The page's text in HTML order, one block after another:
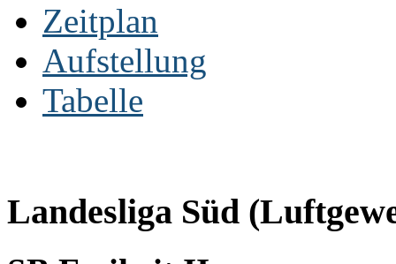
Zeitplan
Aufstellung
Tabelle
Landesliga Süd